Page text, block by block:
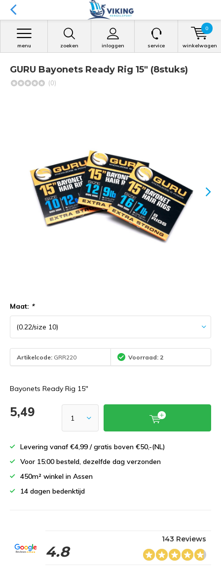
zoeken inloggen
menu service winkelwagen
0
GURU Bayonets Ready Rig 15" (8stuks)
(0)
Maat: *
Artikelcode: GRR220 Voorraad: 2
Bayonets Ready Rig 15"
5,49
Levering vanaf €4,99 / gratis boven €50,-(NL)
Voor 15:00 besteld, dezelfde dag verzonden
450m² winkel in Assen
14 dagen bedenktijd
4.8
143 Reviews